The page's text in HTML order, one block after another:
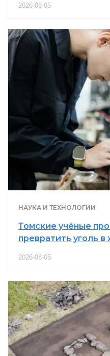
2026-08-05
НАУКА И ТЕХНОЛОГИИ
Томские учёные
превратить уголь
2026-08-05